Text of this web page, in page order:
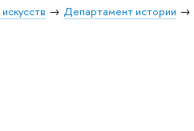
Департамент истории